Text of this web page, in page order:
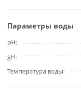
Параметры воды
pH
gH
Температура воды